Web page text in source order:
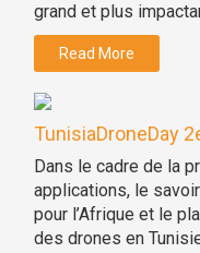
grand et plus
Read More
TunisiaDroneDay
Dans le cadre de la
applications, le
pour l’Afrique et le
des drones en